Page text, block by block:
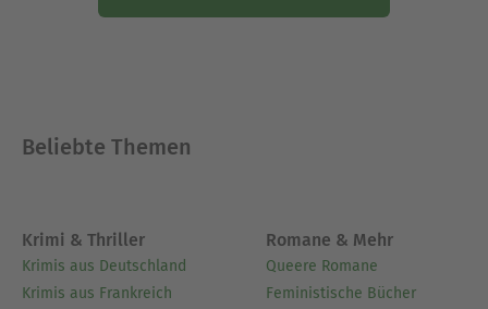
Beliebte Themen
Krimi & Thriller
Krimis aus Deutschland
Krimis aus Frankreich
Romane & Mehr
Queere Romane
Feministische Bücher